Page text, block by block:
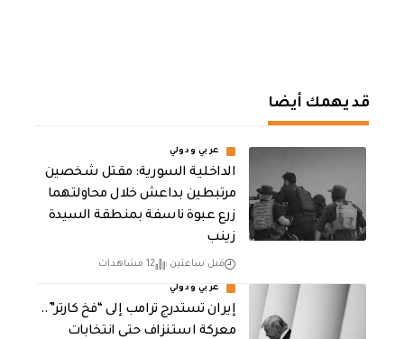
قد يهمك أيضا
عربي ودولي
الداخلية السورية: مقتل شخصين
مرتبطين بداعش خلال محاولتهما
زرع عبوة ناسفة بمنطقة السيدة
زينب
قبل ساعتين 12 مشاهدات
عربي ودولي
إيران تستدرج ترامب إلى “فخ كارتر”..
معركة استنزاف حتى انتخابات